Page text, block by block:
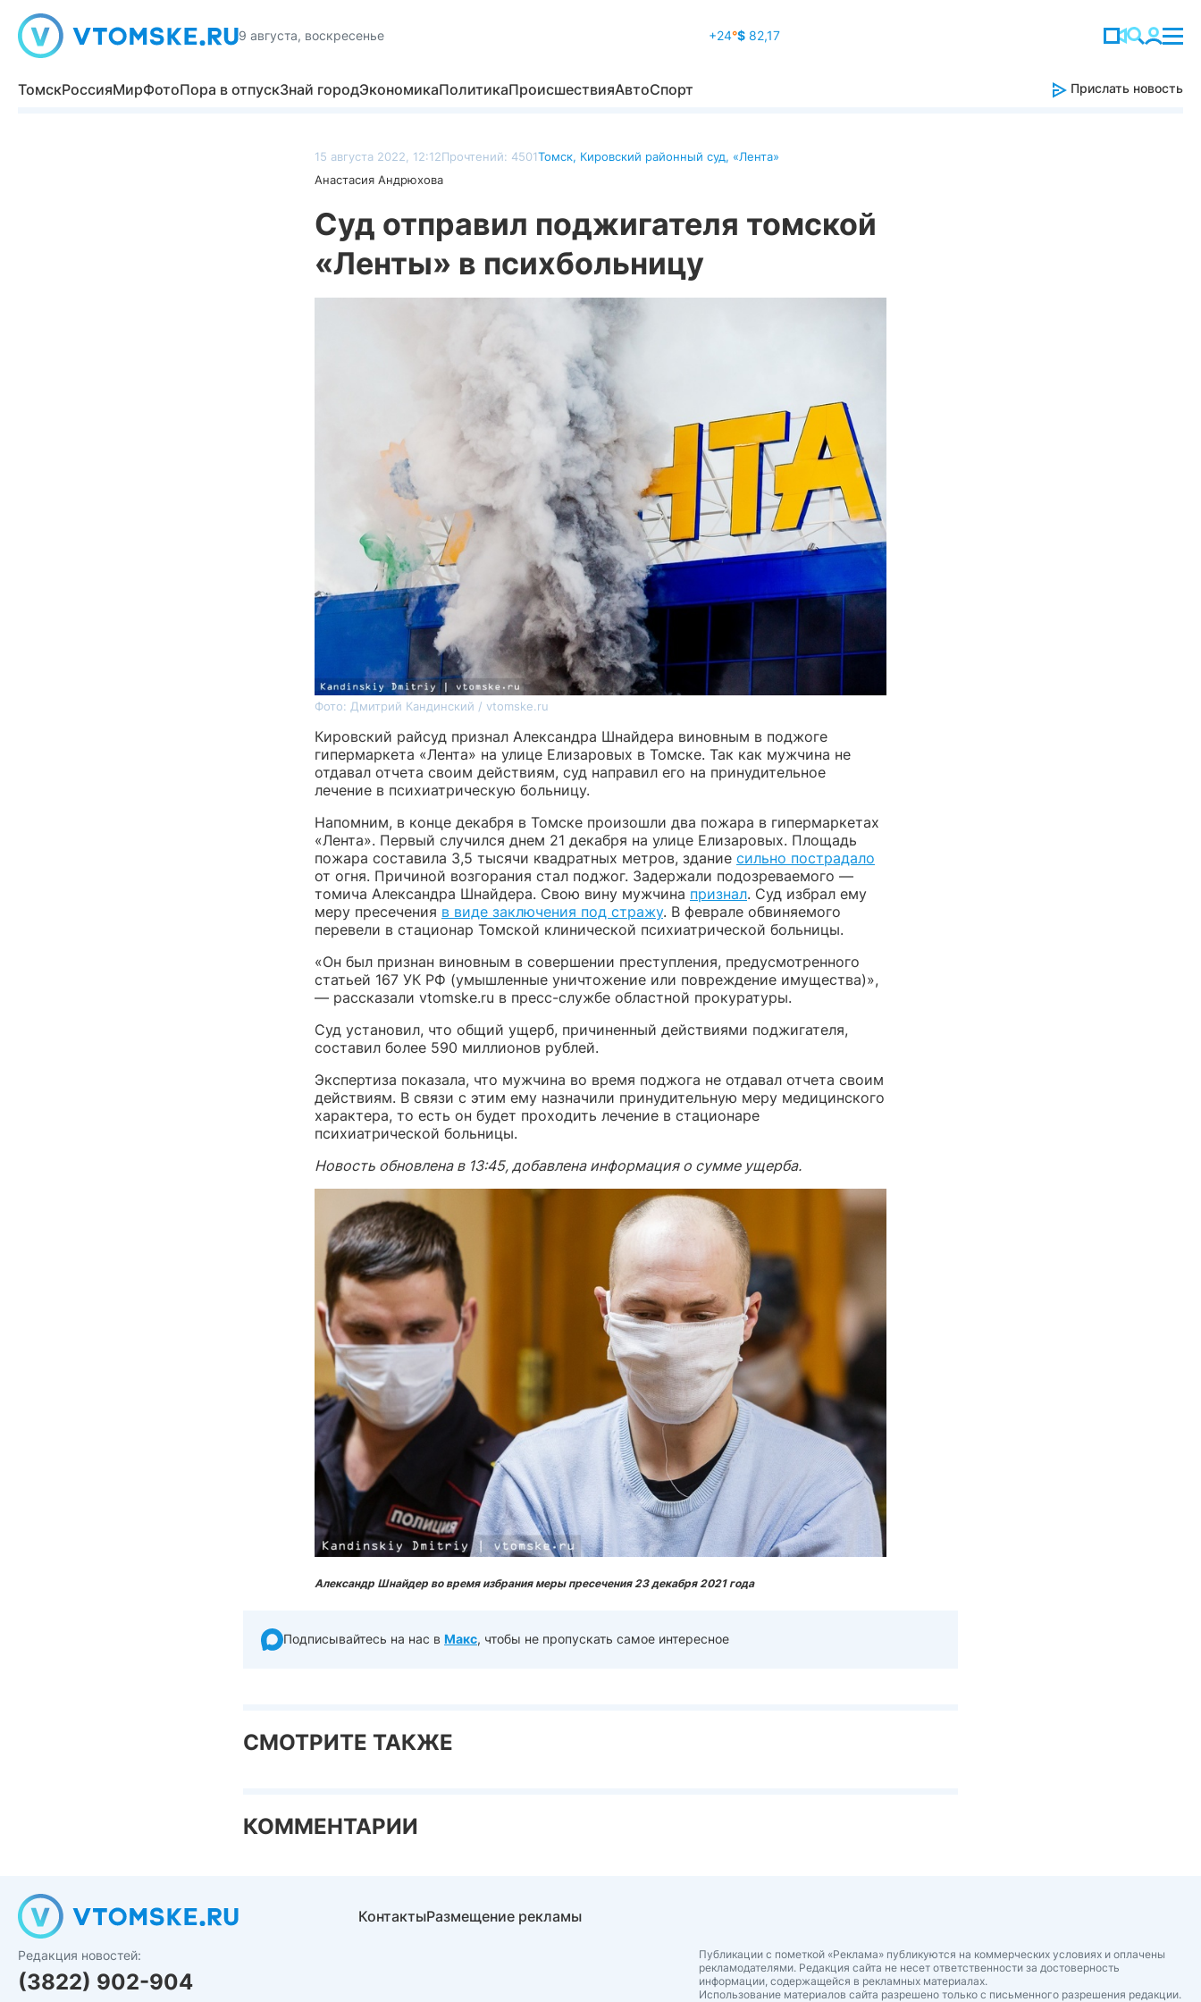
9 августа, воскресенье +24°$82,17
ТомскРоссияМирФотоПора в отпускЗнай городЭкономикаПолитикаПроисшествияАвтоСпорт Прислать новость
15 августа 2022, 12:12Прочтений: 4501Томск, Кировский районный суд, «Лента»
Анастасия Андрюхова
Суд отправил поджигателя томской
«Ленты» в психбольницу
Фото: Дмитрий Кандинский / vtomske.ru
Кировский райсуд признал Александра Шнайдера виновным в поджоге
гипермаркета «Лента» на улице Елизаровых в Томске. Так как мужчина не
отдавал отчета своим действиям, суд направил его на принудительное
лечение в психиатрическую больницу.
Напомним, в конце декабря в Томске произошли два пожара в гипермаркетах
«Лента». Первый случился днем 21 декабря на улице Елизаровых. Площадь
пожара составила 3,5 тысячи квадратных метров, здание сильно пострадало
от огня. Причиной возгорания стал поджог. Задержали подозреваемого —
томича Александра Шнайдера. Свою вину мужчина признал. Суд избрал ему
меру пресечения в виде заключения под стражу. В феврале обвиняемого
перевели в стационар Томской клинической психиатрической больницы.
«Он был признан виновным в совершении преступления, предусмотренного
статьей 167 УК РФ (умышленные уничтожение или повреждение имущества)»,
— рассказали vtomske.ru в пресс-службе областной прокуратуры.
Суд установил, что общий ущерб, причиненный действиями поджигателя,
составил более 590 миллионов рублей.
Экспертиза показала, что мужчина во время поджога не отдавал отчета своим
действиям. В связи с этим ему назначили принудительную меру медицинского
характера, то есть он будет проходить лечение в стационаре
психиатрической больницы.
Новость обновлена в 13:45, добавлена информация о сумме ущерба.
Александр Шнайдер во время избрания меры пресечения 23 декабря 2021 года
Подписывайтесь на нас в Макс, чтобы не пропускать самое интересное
СМОТРИТЕ ТАКЖЕ
КОММЕНТАРИИ
Редакция новостей:
(3822) 902-904
КонтактыРазмещение рекламы
Публикации с пометкой «Реклама» публикуются на коммерческих условиях и оплачены
рекламодателями. Редакция сайта не несет ответственности за достоверность
информации, содержащейся в рекламных материалах.
Использование материалов сайта разрешено только с письменного разрешения редакции.